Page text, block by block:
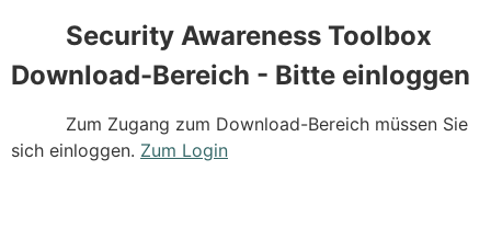
Security Awareness Toolbox
Download-Bereich - Bitte einloggen
Zum Zugang zum Download-Bereich müssen Sie
sich einloggen. Zum Login